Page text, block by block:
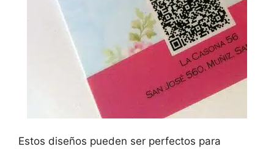
Estos diseños pueden ser perfectos para